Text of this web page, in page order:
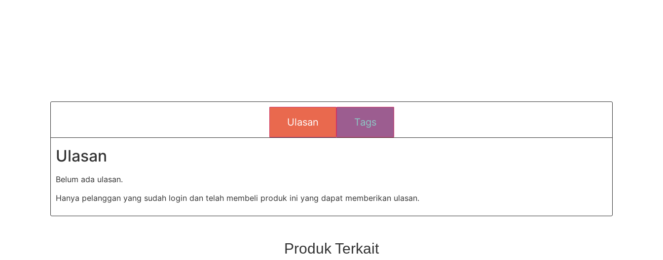
Ulasan Tags
Ulasan
Belum ada ulasan.
Hanya pelanggan yang sudah login dan telah membeli produk ini yang dapat memberikan ulasan.
Produk Terkait